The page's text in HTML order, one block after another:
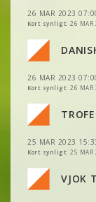
26 MAR 2023
Kort synligt: 26 MAR
VIS
26 MAR 2023
Kort synligt: 26 MAR
VIS
VIS
VIS
25 MAR 2023
Kort synligt: 25 MAR
VIS
VIS
VIS
VIS
VJOK
VIS
VIS
VIS
VIS
VIS